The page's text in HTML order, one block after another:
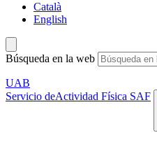
Català
English
Búsqueda en la web
UAB
Servicio deActividad Física SAF